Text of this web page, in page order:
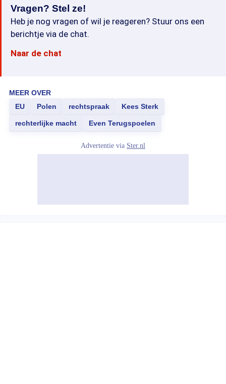
Vragen? Stel ze!
Heb je nog vragen of wil je reageren? Stuur ons een
berichtje via de chat.
Naar de chat
MEER OVER
EU
Polen rechtspraak Kees Sterk
rechterlijke macht Even Terugspoelen
Advertentie via Ster.nl